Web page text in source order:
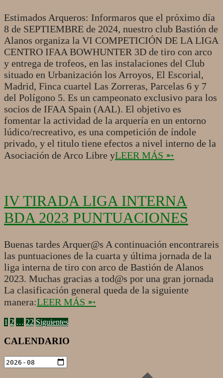
2024-
08-
05
Estimados Arqueros: Informaros que el próximo día
8 de SEPTIEMBRE de 2024, nuestro club Bastión de
Alanos organiza la VI COMPETICIÓN DE LA LIGA
CENTRO IFAA BOWHUNTER 3D de tiro con arco
y entrega de trofeos, en las instalaciones del Club
situado en Urbanización los Arroyos, El Escorial,
Madrid, Finca cuartel Las Zorreras, Parcelas 6 y 7
del Polígono 5. Es un campeonato exclusivo para los
socios de IFAA Spain (AAL). El objetivo es
fomentar la actividad de la arquería en un entorno
lúdico/recreativo, es una competición de índole
privado, y el titulo tiene efectos a nivel interno de la
Asociación de Arco Libre yLEER MÁS ➵
IV TIRADA LIGA INTERNA
BDA 2023 PUNTUACIONES
2023-
12-
17
Buenas tardes Arquer@s A continuación encontrareis
las puntuaciones de la cuarta y última jornada de la
liga interna de tiro con arco de Bastión de Alanos
2023. Muchas gracias a tod@s por una gran jornada
La clasificación general queda de la siguiente
manera:LEER MÁS ➵
PAGINACIÓN
DE
1 2 … 22 Siguientes
CALENDARIO